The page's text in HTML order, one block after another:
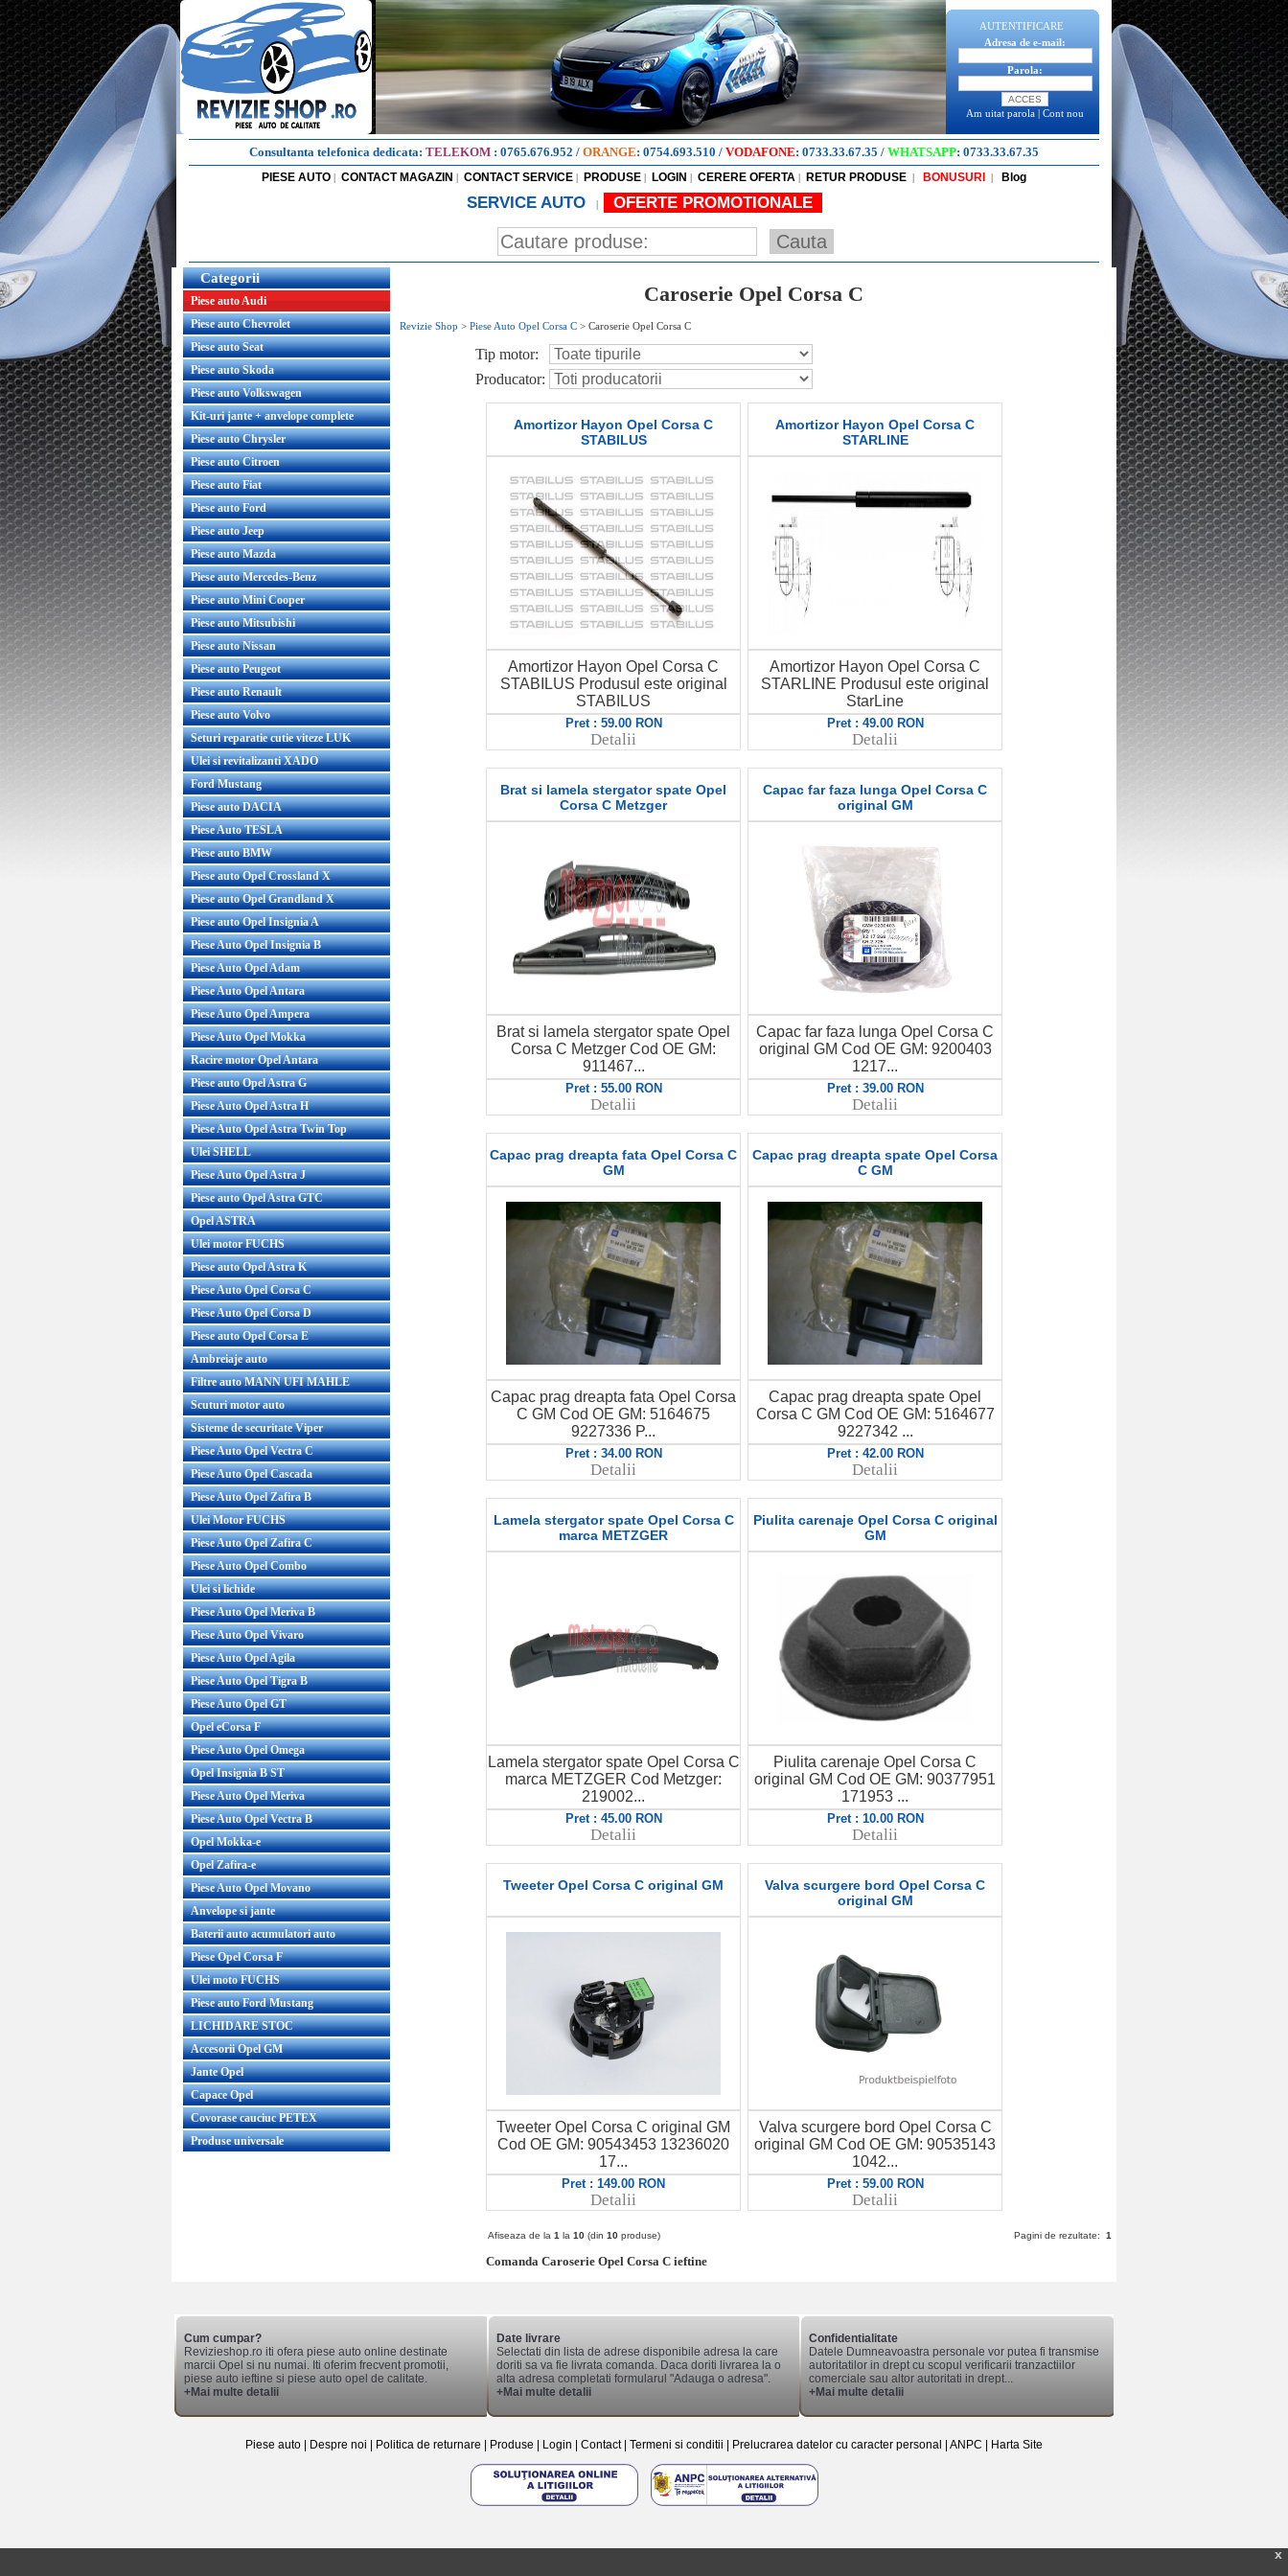
AUTENTIFICARE
Adresa de e-mail:
Parola:
Am uitat parola | Cont nou
Consultanta telefonica dedicata: TELEKOM : 0765.676.952 / ORANGE: 0754.693.510 / VODAFONE: 0733.33.67.35 / WHATSAPP: 0733.33.67.35
PIESE AUTO | CONTACT MAGAZIN | CONTACT SERVICE | PRODUSE | LOGIN | CERERE OFERTA | RETUR PRODUSE | BONUSURI | Blog
SERVICE AUTO | OFERTE PROMOTIONALE
Categorii
Piese auto Audi
Piese auto Chevrolet
Piese auto Seat
Piese auto Skoda
Piese auto Volkswagen
Kit-uri jante + anvelope complete
Piese auto Chrysler
Piese auto Citroen
Piese auto Fiat
Piese auto Ford
Piese auto Jeep
Piese auto Mazda
Piese auto Mercedes-Benz
Piese auto Mini Cooper
Piese auto Mitsubishi
Piese auto Nissan
Piese auto Peugeot
Piese auto Renault
Piese auto Volvo
Seturi reparatie cutie viteze LUK
Ulei si revitalizanti XADO
Ford Mustang
Piese auto DACIA
Piese Auto TESLA
Piese auto BMW
Piese auto Opel Crossland X
Piese auto Opel Grandland X
Piese auto Opel Insignia A
Piese Auto Opel Insignia B
Piese Auto Opel Adam
Piese Auto Opel Antara
Piese Auto Opel Ampera
Piese Auto Opel Mokka
Racire motor Opel Antara
Piese auto Opel Astra G
Piese Auto Opel Astra H
Piese Auto Opel Astra Twin Top
Ulei SHELL
Piese Auto Opel Astra J
Piese auto Opel Astra GTC
Opel ASTRA
Ulei motor FUCHS
Piese auto Opel Astra K
Piese Auto Opel Corsa C
Piese Auto Opel Corsa D
Piese auto Opel Corsa E
Ambreiaje auto
Filtre auto MANN UFI MAHLE
Scuturi motor auto
Sisteme de securitate Viper
Piese Auto Opel Vectra C
Piese Auto Opel Cascada
Piese Auto Opel Zafira B
Ulei Motor FUCHS
Piese Auto Opel Zafira C
Piese Auto Opel Combo
Ulei si lichide
Piese Auto Opel Meriva B
Piese Auto Opel Vivaro
Piese Auto Opel Agila
Piese Auto Opel Tigra B
Piese Auto Opel GT
Opel eCorsa F
Piese Auto Opel Omega
Opel Insignia B ST
Piese Auto Opel Meriva
Piese Auto Opel Vectra B
Opel Mokka-e
Opel Zafira-e
Piese Auto Opel Movano
Anvelope si jante
Baterii auto acumulatori auto
Piese Opel Corsa F
Ulei moto FUCHS
Piese auto Ford Mustang
LICHIDARE STOC
Accesorii Opel GM
Jante Opel
Capace Opel
Covorase cauciuc PETEX
Produse universale
Caroserie Opel Corsa C
Revizie Shop > Piese Auto Opel Corsa C > Caroserie Opel Corsa C
Tip motor:
Producator:
Amortizor Hayon Opel Corsa C
STABILUS
Amortizor Hayon Opel Corsa C
STABILUS Produsul este original
STABILUS
Pret : 59.00 RON
Detalii
Amortizor Hayon Opel Corsa C
STARLINE
Amortizor Hayon Opel Corsa C
STARLINE Produsul este original
StarLine
Pret : 49.00 RON
Detalii
Brat si lamela stergator spate Opel
Corsa C Metzger
Brat si lamela stergator spate Opel
Corsa C Metzger Cod OE GM:
911467...
Pret : 55.00 RON
Detalii
Capac far faza lunga Opel Corsa C
original GM
Capac far faza lunga Opel Corsa C
original GM Cod OE GM: 9200403
1217...
Pret : 39.00 RON
Detalii
Capac prag dreapta fata Opel Corsa C
GM
Capac prag dreapta fata Opel Corsa
C GM Cod OE GM: 5164675
9227336 P...
Pret : 34.00 RON
Detalii
Capac prag dreapta spate Opel Corsa
C GM
Capac prag dreapta spate Opel
Corsa C GM Cod OE GM: 5164677
9227342 ...
Pret : 42.00 RON
Detalii
Lamela stergator spate Opel Corsa C
marca METZGER
Lamela stergator spate Opel Corsa C
marca METZGER Cod Metzger:
219002...
Pret : 45.00 RON
Detalii
Piulita carenaje Opel Corsa C original
GM
Piulita carenaje Opel Corsa C
original GM Cod OE GM: 90377951
171953 ...
Pret : 10.00 RON
Detalii
Tweeter Opel Corsa C original GM
Tweeter Opel Corsa C original GM
Cod OE GM: 90543453 13236020
17...
Pret : 149.00 RON
Detalii
Valva scurgere bord Opel Corsa C
original GM
Valva scurgere bord Opel Corsa C
original GM Cod OE GM: 90535143
1042...
Pret : 59.00 RON
Detalii
Afiseaza de la 1 la 10 (din 10 produse) Pagini de rezultate: 1
Comanda Caroserie Opel Corsa C ieftine
Cum cumpar?
Revizieshop.ro iti ofera piese auto online destinate
marcii Opel si nu numai. Iti oferim frecvent promotii,
piese auto ieftine si piese auto opel de calitate.
+Mai multe detalii
Date livrare
Selectati din lista de adrese disponibile adresa la care
doriti sa va fie livrata comanda. Daca doriti livrarea la o
alta adresa completati formularul "Adauga o adresa".
+Mai multe detalii
Confidentialitate
Datele Dumneavoastra personale vor putea fi transmise
autoritatilor in drept cu scopul verificarii tranzactiilor
comerciale sau altor autoritati in drept...
+Mai multe detalii
Piese auto Despre noi Politica de returnare Produse Login Contact| Termeni si conditii Prelucrarea datelor cu caracter personal ANPC Harta Site
x